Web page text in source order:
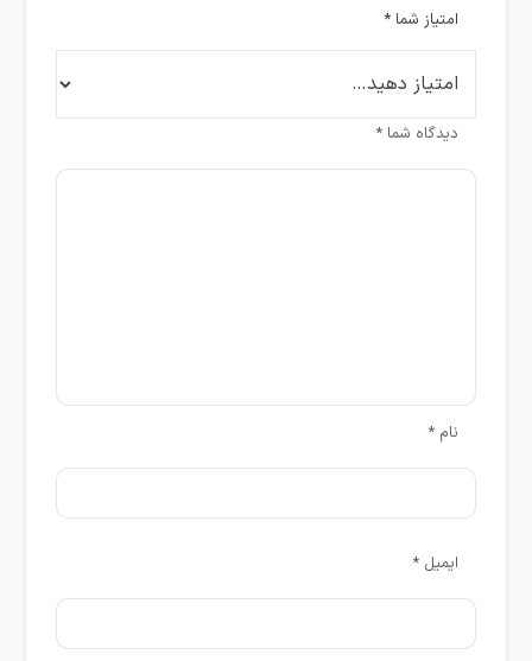
امتیاز شما*
دیدگاه شما*
نام*
ایمیل*